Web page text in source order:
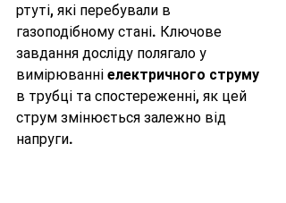
ртуті, які перебували в
газоподібному стані. Ключове
завдання досліду полягало у
вимірюванні електричного струму
в трубці та спостереженні, як цей
струм змінюється залежно від
напруги.